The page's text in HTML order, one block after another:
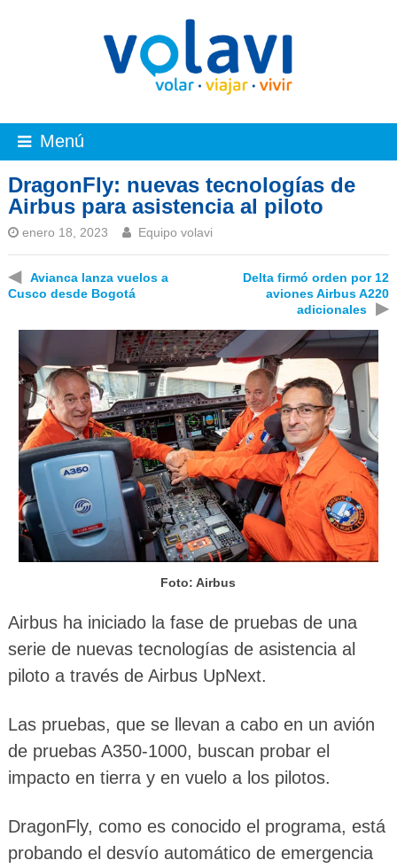
Menú
DragonFly: nuevas tecnologías de
Airbus para asistencia al piloto
enero 18, 2023 Equipo volavi
◀
Avianca lanza vuelos a
Cusco desde Bogotá
Delta firmó orden por 12
aviones Airbus A220
adicionales
▶
Foto: Airbus
Airbus ha iniciado la fase de pruebas de una
serie de nuevas tecnologías de asistencia al
piloto a través de Airbus UpNext.
Las pruebas, que se llevan a cabo en un avión
de pruebas A350-1000, buscan probar el
impacto en tierra y en vuelo a los pilotos.
DragonFly, como es conocido el programa, está
probando el desvío automático de emergencia